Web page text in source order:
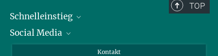
TOP
Schnelleinstieg
Alumni
Social Media
Kontakt